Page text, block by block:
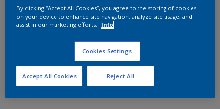
By clicking “Accept All Cookies”, you agree to the storing of cookies
on your device to enhance site navigation, analyze site usage, and
assist in our marketing efforts.
Info
Cookies Settings
Reject All
Accept All Cookies